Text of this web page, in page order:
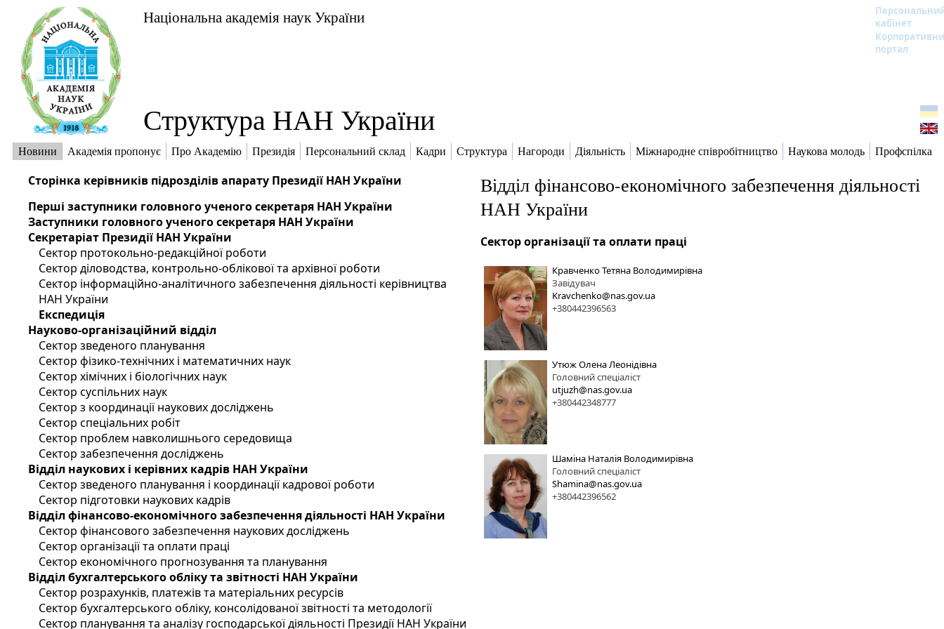
Національна академія наук України
кабінет
портал
Структура НАН України
Новини Академія пропонує Про Академію Президія Персональний склад Кадри Структура Нагороди Діяльність Міжнародне співробітництво Наукова молодь Профспілка
Сторінка керівників підрозділів апарату Президії НАН України
Перші заступники головного ученого секретаря НАН України
Заступники головного ученого секретаря НАН України
Секретаріат Президії НАН України
Сектор протокольно-редакційної роботи
Сектор діловодства, контрольно-облікової та архівної роботи
Сектор інформаційно-аналітичного забезпечення діяльності керівництва
НАН України
Експедиція
Науково-організаційний відділ
Сектор зведеного планування
Сектор фізико-технічних і математичних наук
Сектор хімічних і біологічних наук
Сектор суспільних наук
Сектор з координації наукових досліджень
Сектор спеціальних робіт
Сектор проблем навколишнього середовища
Сектор забезпечення досліджень
Відділ наукових і керівних кадрів НАН України
Сектор зведеного планування і координації кадрової роботи
Сектор підготовки наукових кадрів
Відділ фінансово-економічного забезпечення діяльності НАН України
Сектор фінансового забезпечення наукових досліджень
Сектор організації та оплати праці
Сектор економічного прогнозування та планування
Відділ бухгалтерського обліку та звітності НАН України
Сектор розрахунків, платежів та матеріальних ресурсів
Сектор бухгалтерського обліку, консолідованої звітності та методології
Сектор планування та аналізу господарської діяльності Президії НАН України
Відділ фінансово-економічного забезпечення діяльності
НАН України
Сектор організації та оплати праці
Кравченко Тетяна Володимирівна
Завідувач
Kravchenko@nas.gov.ua
+380442396563
Утюж Олена Леонідівна
Головний спеціаліст
utjuzh@nas.gov.ua
+380442348777
Шаміна Наталія Володимирівна
Головний спеціаліст
Shamina@nas.gov.ua
+380442396562